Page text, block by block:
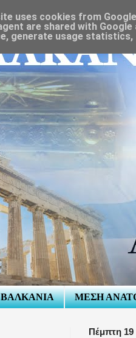
ΒΑΛΚΑΝΙΑ ΜΕΣΗ
Πέμπτη
uses cookies from
are shared with
generate usage statistics,